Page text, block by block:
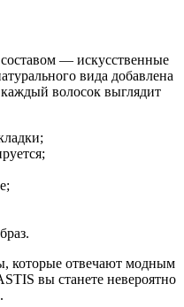
— искусственные
вида добавлена
волосок выглядит
которые отвечают модным
вы станете невероятно